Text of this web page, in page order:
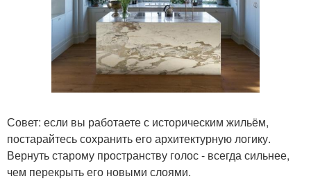
Совет: если вы работаете с историческим жильём,
постарайтесь сохранить его архитектурную логику.
Вернуть старому пространству голос - всегда сильнее,
чем перекрыть его новыми слоями.